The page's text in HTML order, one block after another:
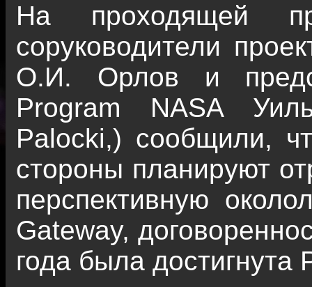
На проходящей
соруководители
О.И. Орлов и
Program NASA
Palocki,) сообщили,
стороны планируют
перспективную
Gateway,
года была